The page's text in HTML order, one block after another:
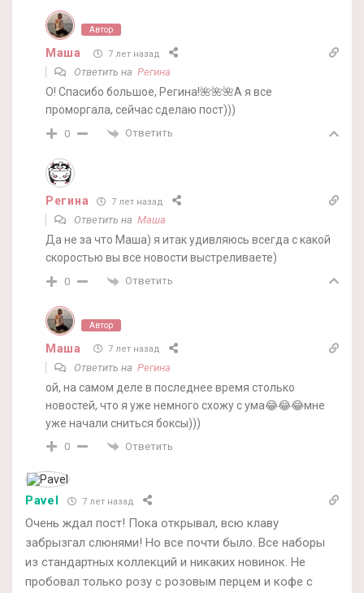
Автор
Маша 7 лет назад
Ответить на Регина
О! Спасибо большое, Регина!🌺🌺🌺А я все
проморгала, сейчас сделаю пост)))
0 Ответить
Регина 7 лет назад
Ответить на Маша
Да не за что Маша) я итак удивляюсь всегда с какой
скоростью вы все новости выстреливаете)
0 Ответить
Автор
Маша 7 лет назад
Ответить на Регина
ой, на самом деле в последнее время столько
новостей, что я уже немного схожу с ума😂😂😂мне
уже начали сниться боксы)))
0 Ответить
Pavel 7 лет назад
Очень ждал пост! Пока открывал, всю клаву
забрызгал слюнями! Но все почти было. Все наборы
из стандартных коллекций и никаких новинок. Не
пробовал только розу с розовым перцем и кофе с